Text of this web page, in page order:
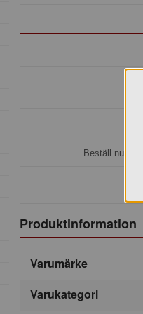
Beställ nu så
Produktinformation
Varumärke
Varukategori